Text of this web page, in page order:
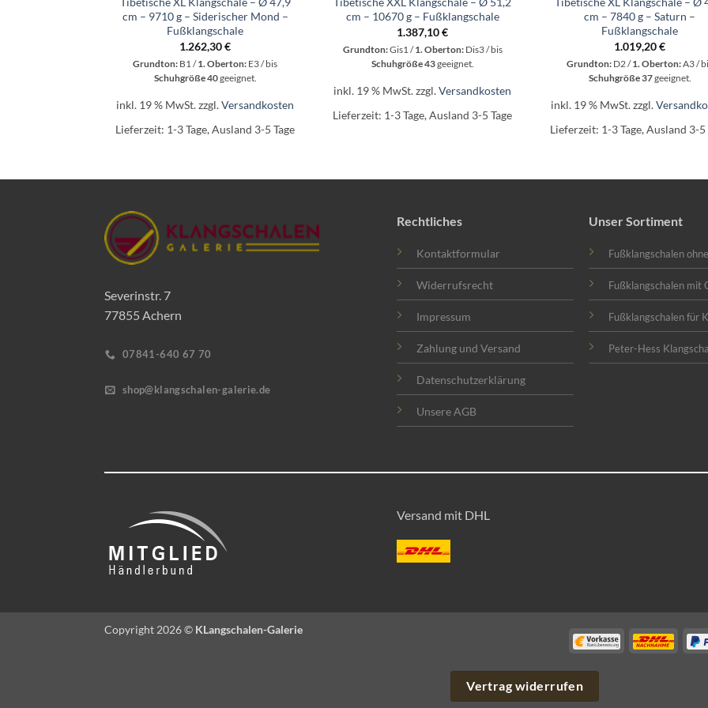
cm – 9710 g – Siderischer Mond –
Fußklangschale
1.262,30€
Grundton: B1 /1. Oberton: E3 / bis
Schuhgröße 40geeignet.
inkl. 19 % MwSt.zzgl.Versandkosten
Lieferzeit: 1-3 Tage, Ausland 3-5 Tage
cm – 10670 g – Fußklangschale
1.387,10€
Grundton:Gis1 /1. Oberton:Dis3 / bis
Schuhgröße 43geeignet.
inkl. 19 % MwSt.zzgl.Versandkosten
Lieferzeit: 1-3 Tage, Ausland 3-5 Tage
cm – 7840 g – Saturn –
Fußklangschale
1.019,20€
Grundton: D2 /1. Oberton:A3 /
Schuhgröße 37geeignet.
inkl. 19 % MwSt.zzgl.
Lieferzeit: 1-3 Tage, Ausland 3-5
Severinstr. 7
77855 Achern
07841-640 67 70
shop@klangschalen-galerie.de
Rechtliches
Kontaktformular
Widerrufsrecht
Impressum
Zahlung und Versand
Datenschutzerklärung
Unsere AGB
Unser Sortiment
Fußklangschalen
Fußklangschalen mit
Fußklangschalen für
Peter-Hess
Versand mit DHL
C-
C-
Copyright 2026 © KLangschalen-Galerie
Vertrag widerrufen